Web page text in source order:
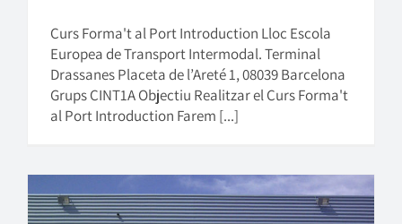
Curs Forma't al Port Introduction Lloc Escola
Europea de Transport Intermodal. Terminal
Drassanes Placeta de l’Areté 1, 08039 Barcelona
Grups CINT1A Objectiu Realitzar el Curs Forma't
al Port Introduction Farem [...]